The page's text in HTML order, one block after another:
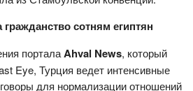
сотням египтян
порталаAhval News, который
Eye, Турция ведет интенсивные
для нормализации отношений